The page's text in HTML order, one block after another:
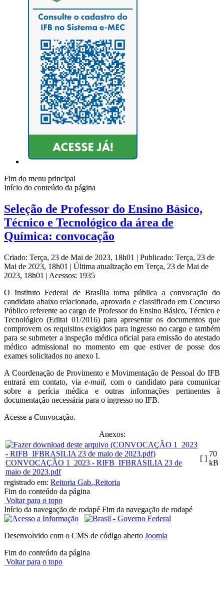
Fim do menu principal
Início do conteúdo da página
Seleção de Professor do Ensino Básico,
Técnico e Tecnológico da área de
Química: convocação
Criado: Terça, 23 de Mai de 2023, 18h01 | Publicado: Terça, 23 de
Mai de 2023, 18h01 | Última atualização em Terça, 23 de Mai de
2023, 18h01 | Acessos: 1935
O Instituto Federal de Brasília torna pública a convocação do
candidato abaixo relacionado, aprovado e classificado em Concurso
Público referente ao cargo de Professor do Ensino Básico, Técnico e
Tecnológico (Edital 01/2016) para apresentar os documentos que
comprovem os requisitos exigidos para ingresso no cargo e também
para se submeter a inspeção médica oficial para emissão do atestado
médico admissional no momento em que estiver de posse dos
exames solicitados no anexo I.
A Coordenação de Provimento e Movimentação de Pessoal do IFB
entrará em contato, viae-mail, com o candidato para comunicar
sobre a perícia médica e outras informações pertinentes à
documentação necessária para o ingresso no IFB.
Acesse a Convocação.
Anexos:
CONVOCAÇÃO 1_2023 - RIFB_IFBRASILIA 23 de
maio de 2023.pdf
[ ]
70
kB
registrado em: Reitoria Gab.,Reitoria
Fim do conteúdo da página
Voltar para o topo
Início da navegação de rodapé Fim da navegação de rodapé
Desenvolvido com o CMS de código aberto Joomla
Fim do conteúdo da página
Voltar para o topo